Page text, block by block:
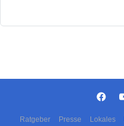
Ratgeber Presse Lokales